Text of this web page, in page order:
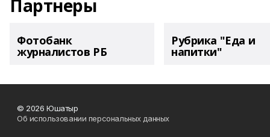
Партнеры
Фотобанк
журналистов РБ
Рубрика "Еда и
напитки"
© 2026 Юшатыр
Об использовании персональных данных